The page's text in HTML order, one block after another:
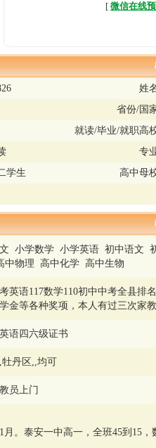
[ 微信在线
姓
省份/国
就读/毕业/就职高
专
学生 高中母
小学数学 小学英语 初中语文
中物理 高中化学 高中生物
英语117数学110初中中考全县排
金等各种奖项，本人有过三次家
语四六级证书
牡丹区,,均可
员上门
月。泰安一中高一，全班45到15